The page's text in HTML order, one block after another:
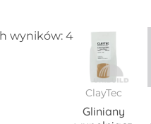
wyników: 4
ClayTec
Gliniany